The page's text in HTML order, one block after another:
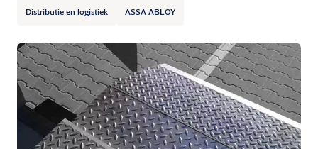
Distributie en logistiek ASSA ABLOY